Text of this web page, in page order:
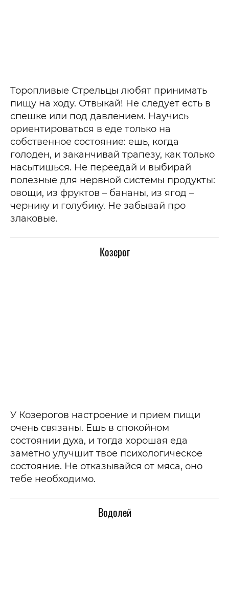
Торопливые Стрельцы любят принимать
пищу на ходу. Отвыкай! Не следует есть в
спешке или под давлением. Научись
ориентироваться в еде только на
собственное состояние: ешь, когда
голоден, и заканчивай трапезу, как только
насытишься. Не переедай и выбирай
полезные для нервной системы продукты:
овощи, из фруктов – бананы, из ягод –
чернику и голубику. Не забывай про
злаковые.
Козерог
У Козерогов настроение и прием пищи
очень связаны. Ешь в спокойном
состоянии духа, и тогда хорошая еда
заметно улучшит твое психологическое
состояние. Не отказывайся от мяса, оно
тебе необходимо.
Водолей